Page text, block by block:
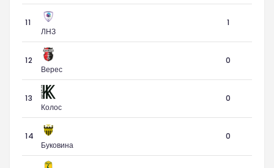
11
ЛНЗ
1
12
Верес
0
13
Колос
0
14
Буковина
0